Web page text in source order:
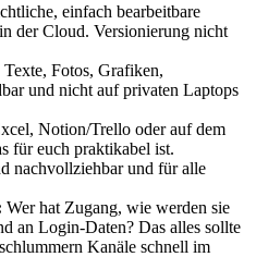
einfach bearbeitbare
der Cloud. Versionierung nicht
Fotos, Grafiken,
und nicht auf privaten Laptops
Notion/Trello oder auf dem
für euch praktikabel ist.
nachvollziehbar und für alle
Wer hat Zugang, wie werden sie
an Login-Daten? Das alles sollte
Kanäle schnell im